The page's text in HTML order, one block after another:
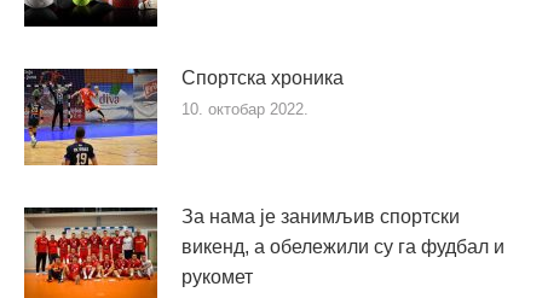
Спортска хроника
10. октобар 2022.
За нама је занимљив спортски
викенд, а обележили су га фудбал и
рукомет